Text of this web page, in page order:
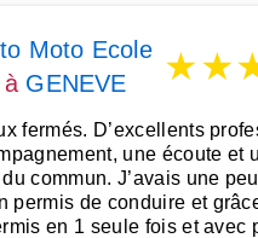
Moto Ecole
GENEVE ★★
fermés. D’excellents
une écoute et
commun. J’avais une
permis de conduire et
en 1 seule fois et avec